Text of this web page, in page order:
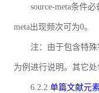
source-meta条件
meta出现频次可为0。
注：由于包含特殊
为例进行说明。其它
6.2.2 单篇文献元